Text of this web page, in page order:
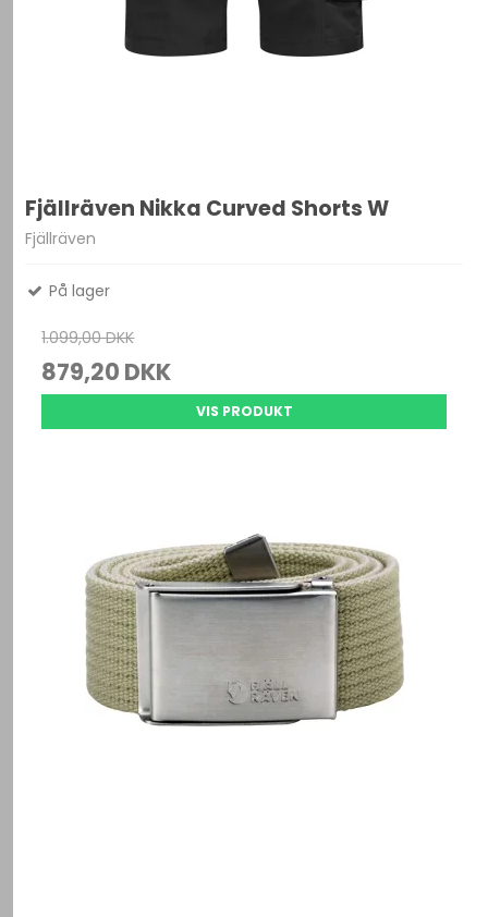
Fjällräven Nikka Curved Shorts W
Fjällräven
På lager
1.099,00 DKK
879,20 DKK
VIS PRODUKT